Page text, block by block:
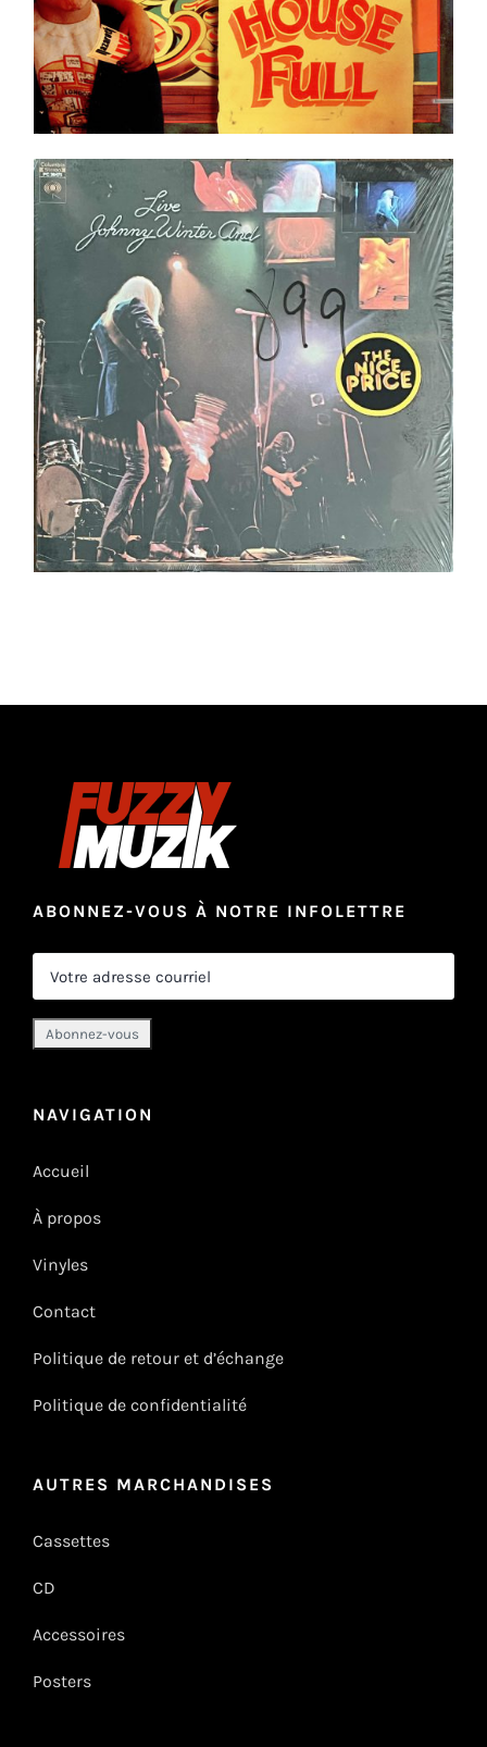
Johnny Winter And ‎– Live LP _ In shrink ! _ Top
Copie _ Pressing US
Ajouter au panier Détails
ABONNEZ-VOUS À NOTRE INFOLETTRE
NAVIGATION
Accueil
À propos
Vinyles
Contact
Politique de retour et d’échange
Politique de confidentialité
AUTRES MARCHANDISES
Cassettes
CD
Accessoires
Posters